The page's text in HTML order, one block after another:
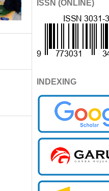
ISSN (ONLINE)
INDEXING